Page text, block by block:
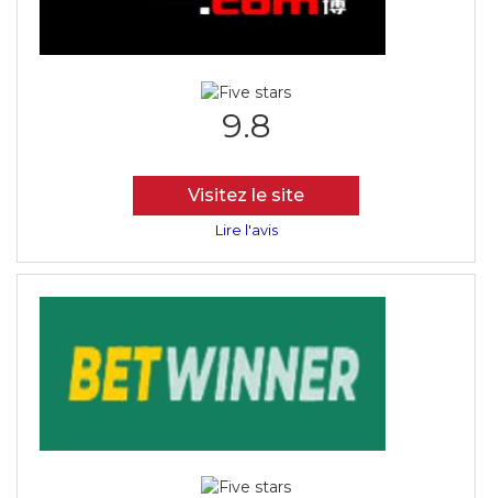
9.8
Visitez le site
Lire l'avis